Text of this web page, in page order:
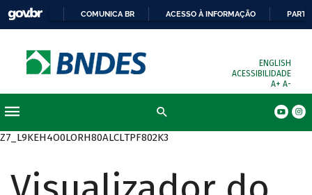
COMUNICA BR ACESSO À INFORMAÇÃO
ENGLISH
ACESSIBILIDADE
A+ A-
Z7_L9KEH4O0LORH80ALCLTPF802K3